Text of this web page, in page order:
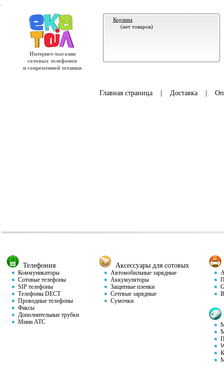
Интернет-магазин
сотовых телефонов
и современной техники
Корзина
(нет товаров)
Главная страница| Доставка|
Телефония
Коммуникаторы
Сотовые телефоны
SIP телефоны
Телефоны DECT
Проводные телефоны
Факсы
Дополнительные трубки
Мини АТС
Аксессуары для сотовых
Автомобильные зарядные
Аккумуляторы
Защитные пленки
Сетевые зарядные
Сумочки